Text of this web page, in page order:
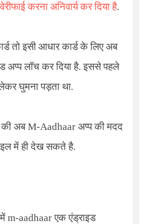
करना अनिवार्य कर दिया है.
तो इसी आधार कार्ड के लिए अब
अप्प लॉच कर दिया है. इससे पहले
घुमना पड़ता था.
की अबM-Aadhaarअप्प की मदद
में ही देख सकते है.
m-aadhaar एक एंड्राइड